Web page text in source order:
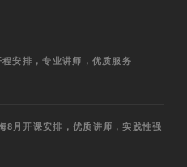
安排，专业讲师，优质服务
8月开课安排，优质讲师，实践性强